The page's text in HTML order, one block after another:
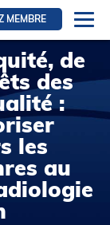
MEMBRE
de
des
:
les
au